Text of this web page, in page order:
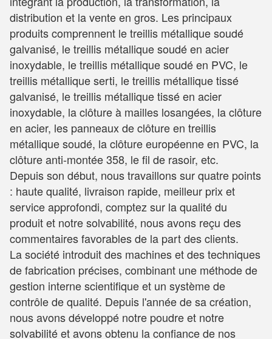
distribution et la vente en gros. Les principaux
produits comprennent le treillis métallique soudé
galvanisé, le treillis métallique soudé en acier
inoxydable, le treillis métallique soudé en PVC, le
treillis métallique serti, le treillis métallique tissé
galvanisé, le treillis métallique tissé en acier
inoxydable, la clôture à mailles losangées, la clôture
en acier, les panneaux de clôture en treillis
métallique soudé, la clôture européenne en PVC, la
clôture anti-montée 358, le fil de rasoir, etc.
Depuis son début, nous travaillons sur quatre points
: haute qualité, livraison rapide, meilleur prix et
service approfondi, comptez sur la qualité du
produit et notre solvabilité, nous avons reçu des
commentaires favorables de la part des clients.
La société introduit des machines et des techniques
de fabrication précises, combinant une méthode de
gestion interne scientifique et un système de
contrôle de qualité. Depuis l'année de sa création,
nous avons développé notre poudre et notre
solvabilité et avons obtenu la confiance de nos